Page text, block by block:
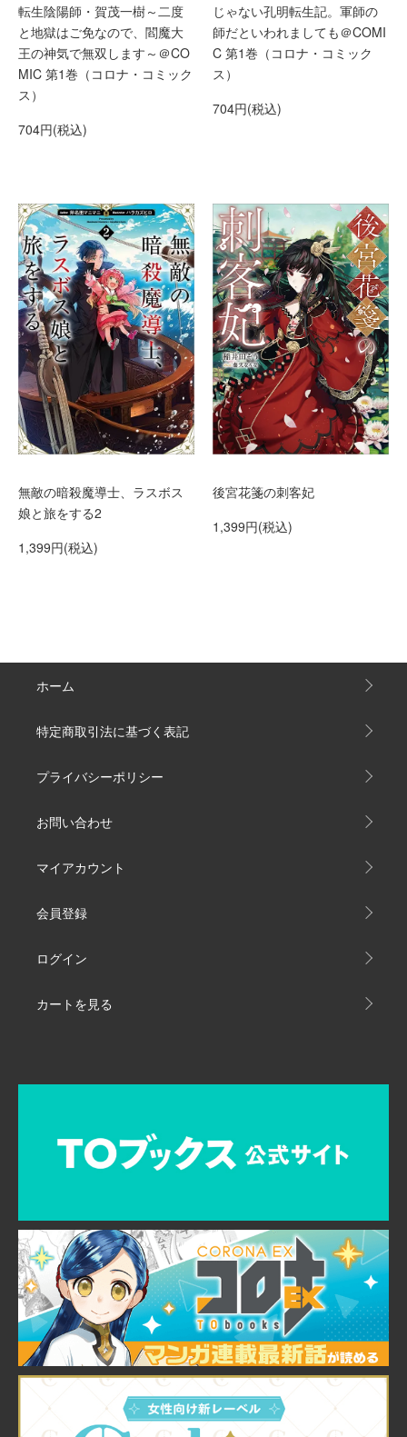
転生陰陽師・賀茂一樹～二度
と地獄はご免なので、閻魔大
王の神気で無双します～＠CO
MIC 第1巻（コロナ・コミック
ス）
704円(税込)
じゃない孔明転生記。軍師の
師だといわれましても＠COMI
C 第1巻（コロナ・コミック
ス）
704円(税込)
無敵の暗殺魔導士、ラスボス
娘と旅をする2
1,399円(税込)
後宮花箋の刺客妃
1,399円(税込)
ホーム
特定商取引法に基づく表記
プライバシーポリシー
お問い合わせ
マイアカウント
会員登録
ログイン
カートを見る